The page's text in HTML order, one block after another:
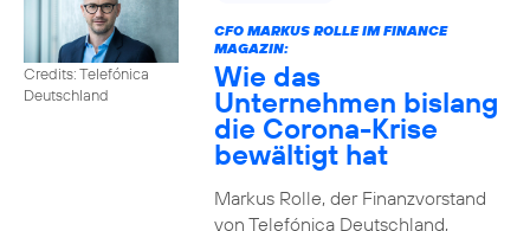
Credits: Telefónica
Deutschland
CFO MARKUS ROLLE IM FINANCE
MAGAZIN:
Wie das
Unternehmen bislang
die Corona-Krise
bewältigt hat
Markus Rolle, der Finanzvorstand
von Telefónica Deutschland,